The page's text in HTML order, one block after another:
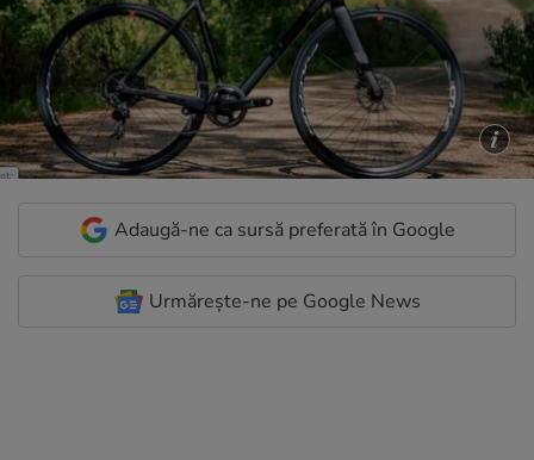
Adaugă-ne ca sursă preferată în Google
Urmărește-ne pe Google News